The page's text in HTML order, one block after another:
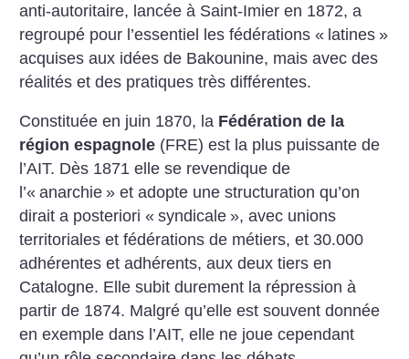
anti-autoritaire, lancée à Saint-Imier en 1872, a
regroupé pour l’essentiel les fédérations « latines »
acquises aux idées de Bakounine, mais avec des
réalités et des pratiques très différentes.
Constituée en juin 1870, la Fédération de la
région espagnole (FRE) est la plus puissante de
l’AIT. Dès 1871 elle se revendique de
l’« anarchie » et adopte une structuration qu’on
dirait a posteriori « syndicale », avec unions
territoriales et fédérations de métiers, et 30.000
adhérentes et adhérents, aux deux tiers en
Catalogne. Elle subit durement la répression à
partir de 1874. Malgré qu’elle est souvent donnée
en exemple dans l’AIT, elle ne joue cependant